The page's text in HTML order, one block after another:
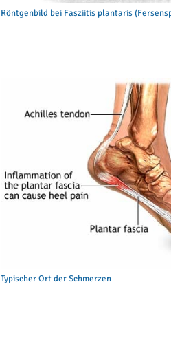
Röntgenbild bei Fasziitis plantaris
Typischer Ort der Schmerzen